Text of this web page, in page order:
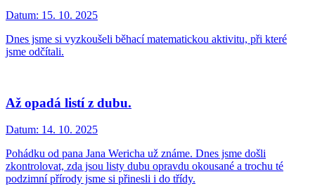
Datum: 15. 10. 2025
Dnes jsme si vyzkoušeli běhací matematickou aktivitu, při které
jsme odčítali.
Až opadá listí z dubu.
Datum: 14. 10. 2025
Pohádku od pana Jana Wericha už známe. Dnes jsme došli
zkontrolovat, zda jsou listy dubu opravdu okousané a trochu té
podzimní přírody jsme si přinesli i do třídy.